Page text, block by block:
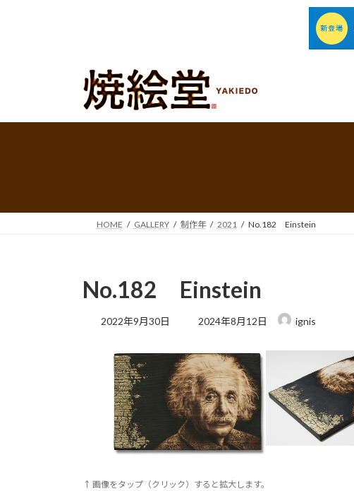
プ
動
HOME GALLERY 制作年 2021 No.182 Einstein
No.182 Einstein
2022年9月30日
最
新
日
時
:
2024年8月12日 ignis
↑ 画像をタップ（クリック）すると拡大します。